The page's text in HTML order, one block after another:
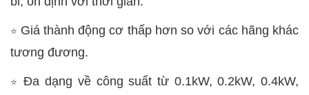
⭐ Giá thành động cơ thấp hơn so với các hãng khác
tương đương.
⭐Đa dạng về công suất từ 0.1kW, 0.2kW, 0.4kW,